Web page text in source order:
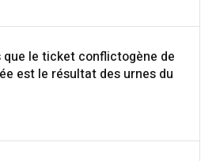
que le ticket conflictogène de
est le résultat des urnes du